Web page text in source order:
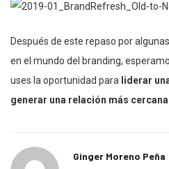
Después de este repaso por
en el mundo del branding,
uses la oportunidad para liderar
generar una relación más cercana
Ginger Moreno Peña